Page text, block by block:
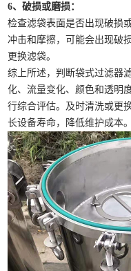
6、破损或磨损：
检查滤袋表面是否出现破损
冲击和摩擦，可能会出现破
更换滤袋。
综上所述，判断袋式过滤器
化、流量变化、颜色和透明
行综合评估。及时清洗或更
长设备寿命，降低维护成本。